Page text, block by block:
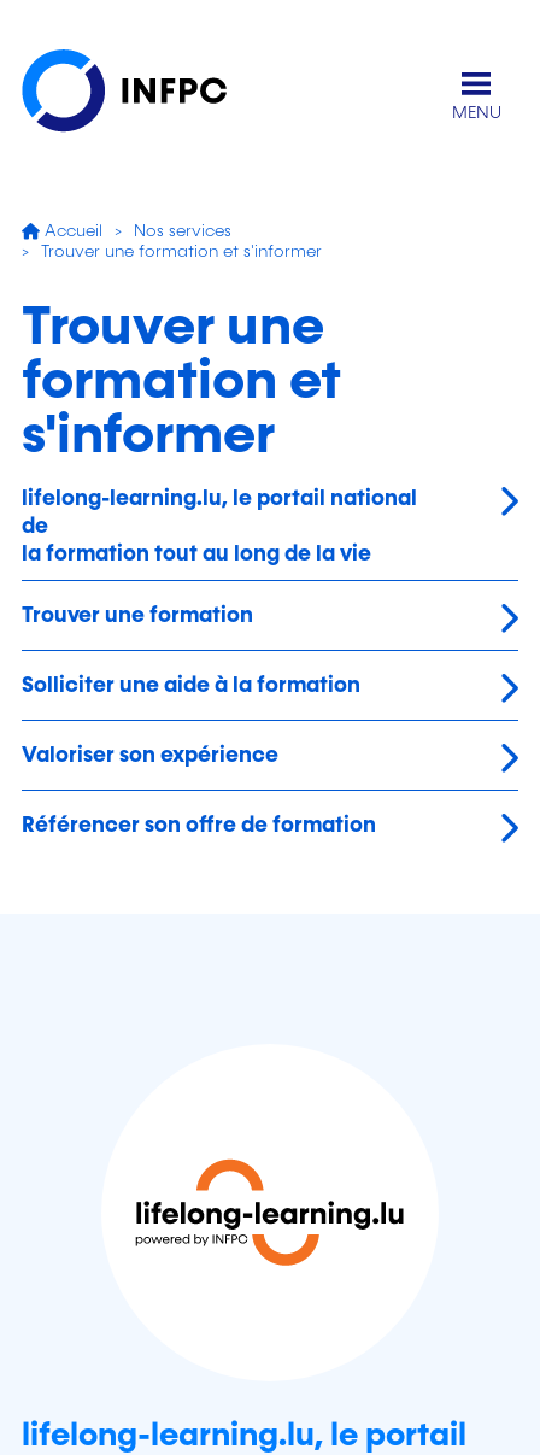
MENU
Accueil
Nos services
Trouver une formation et s'informer
Trouver une
formation et
s'informer
lifelong-learning.lu, le portail national
de
la formation tout au long de la vie
Trouver une formation
Solliciter une aide à la formation
Valoriser son expérience
Référencer son offre de formation
lifelong-learning.lu, le portail